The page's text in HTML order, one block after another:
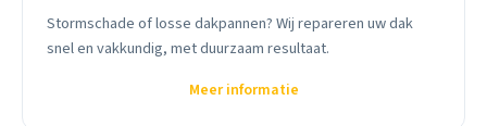
Stormschade of losse dakpannen? Wij repareren uw dak
snel en vakkundig, met duurzaam resultaat.
Meer informatie